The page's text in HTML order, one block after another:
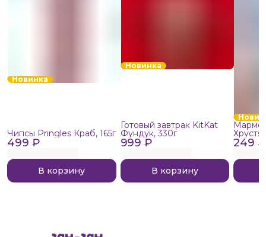
Новинка
499 ₽
Чипсы Pringles Краб, 165г
В корзину
Новинка
999 ₽
Готовый завтрак KitKat
Фундук, 330г
В корзину
249 ₽